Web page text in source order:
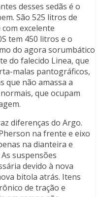
desses sedãs é o
São 525 litros de
excelente
tem 450 litros e o
do agora sorumbático
do falecido Linea, que
malas pantográficos,
que não amassa a
que ocupam
diferenças do Argo.
na frente e eixo
na dianteira e
suspensões
devido à nova
bitola atrás. Itens
de tração e